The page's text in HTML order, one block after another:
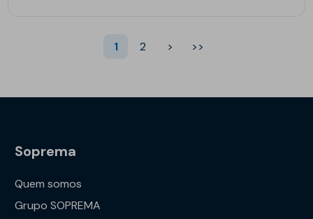
1 2 > >>
Soprema
Quem somos
Grupo SOPREMA